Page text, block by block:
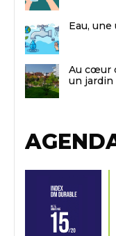
Eau,
Au cœur
un jardin